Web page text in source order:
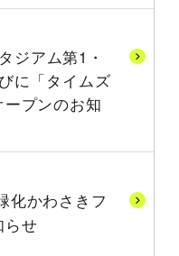
ジアム第1・
に「タイムズ
プンのお知
化かわさきフ
らせ